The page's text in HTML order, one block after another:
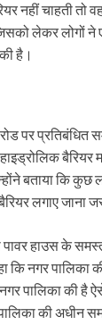
जेल प्रशासन ने
छठे ‘लोक संवर्धन
उपचुनाव का
पर श्री काशी
अब ऐसे होगा
नहीं चाहती तो
लेकर लोगों
है।
पर प्रतिबंधित
बैरियर
बताया कि कुछ
लगाए जाना
पावर हाउस के
कि नगर पालिका
पालिका की है
पालिका की अधीन